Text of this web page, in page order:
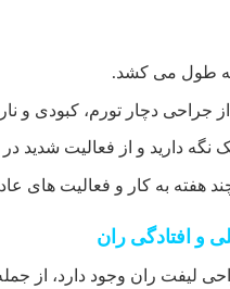
طول می کشد.
دچار تورم، کبودی و
دارید و از فعالیت شدید در
هفته به کار و فعالیت های
و افتادگی ران
لیفت ران وجود دارد، از